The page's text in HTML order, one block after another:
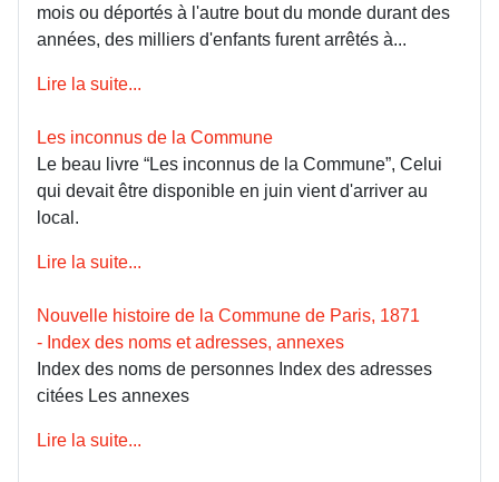
mois ou déportés à l'autre bout du monde durant des
années, des milliers d'enfants furent arrêtés à...
Lire la suite...
Les inconnus de la Commune
Le beau livre “Les inconnus de la Commune”, Celui
qui devait être disponible en juin vient d'arriver au
local.
Lire la suite...
Nouvelle histoire de la Commune de Paris, 1871
- Index des noms et adresses, annexes
Index des noms de personnes Index des adresses
citées Les annexes
Lire la suite...